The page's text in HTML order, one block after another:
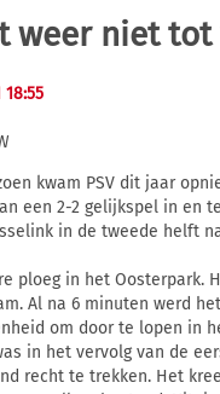
weer niet
kwam PSV dit jaar
een 2-2 gelijkspel in en
in de tweede helft
ploeg in het Oosterpark.
Al na 6 minuten werd
om door te lopen in
in het vervolg van de
recht te trekken. Het